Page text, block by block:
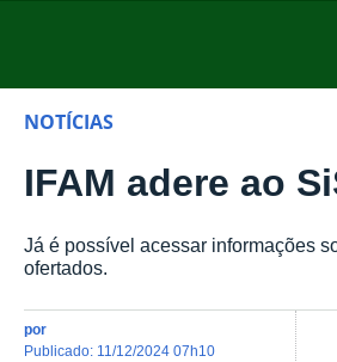
NOTÍCIAS
IFAM adere ao
Já é possível acessar informações
ofertados.
por
publicado: 11/12/2024 07h10